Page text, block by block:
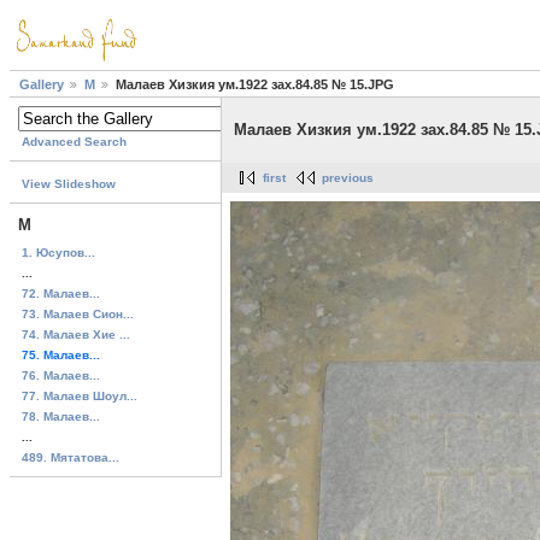
Gallery М Малаев Хизкия ум.1922 зах.84.85 № 15.JPG
Advanced Search
View Slideshow
М
1. Юсупов...
72. Малаев...
73. Малаев Сион...
74. Малаев Хие ...
75. Малаев...
76. Малаев...
77. Малаев Шоул...
78. Малаев...
489. Мятатова...
Малаев Хизкия ум.1922 зах.84.85 №
first previous